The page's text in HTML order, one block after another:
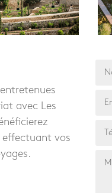
avec Les
effectuant vos